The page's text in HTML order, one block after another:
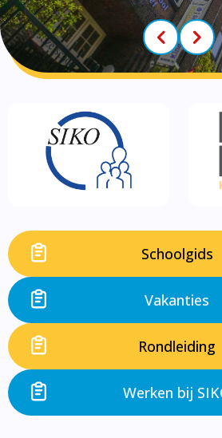
Schoolgids
Vakanties
Rondleiding
Werken bij